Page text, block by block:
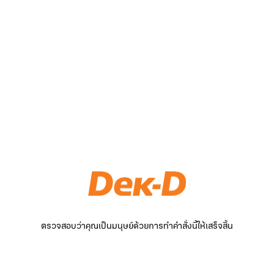
ตรวจสอบว่าคุณเป็นมนุษย์ด้วยการทำคำสั่งนี้ให้เสร็จสิ้น